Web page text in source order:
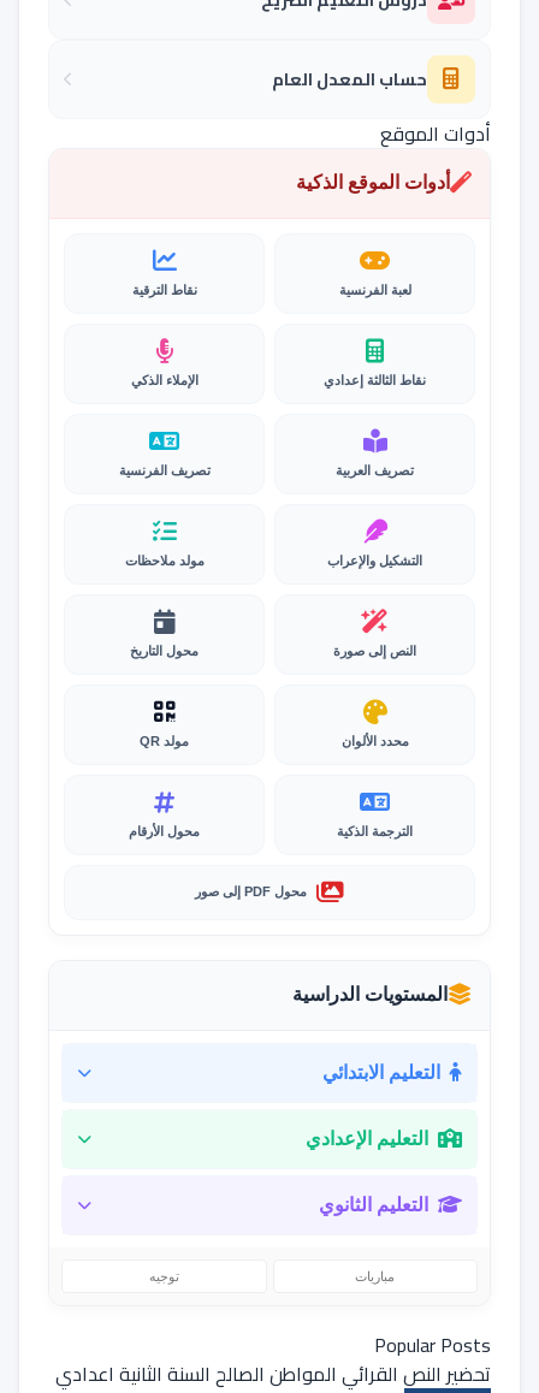
حساب المعدل العام
أدوات الموقع
أدوات الموقع الذكية
لعبة الفرنسية نقاط الترقية
نقاط الثالثة إعدادي الإملاء الذكي
تصريف العربية تصريف الفرنسية
التشكيل والإعراب مولد ملاحظات
النص إلى صورة محول التاريخ
محدد الألوان مولد QR
الترجمة الذكية محول الأرقام
محول PDF إلى صور
المستويات الدراسية
التعليم الابتدائي
التعليم الإعدادي
التعليم الثانوي
مباريات توجيه
Popular Posts
تحضير النص القرائي المواطن الصالح السنة الثانية اعدادي